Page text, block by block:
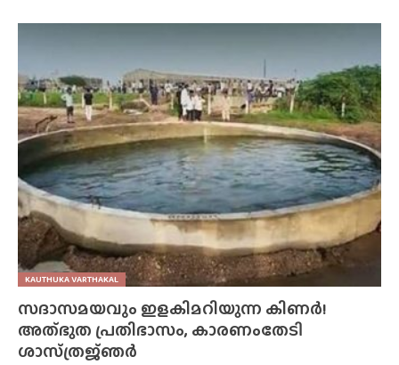
KAUTHUKA VARTHAKAL
സദാസമയവും ഇളകിമറിയുന്ന കിണർ!
അത്‌ഭുത പ്രതിഭാസം, കാരണംതേടി
ശാസ്‌ത്രജ്‌ഞർ